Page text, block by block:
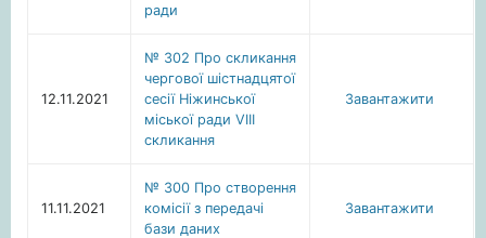
ради
12.11.2021
№ 302 Про скликання
чергової шістнадцятої
сесії Ніжинської
міської ради VIIІ
скликання
Завантажити
11.11.2021
№ 300 Про створення
комісії з передачі
бази даних
Завантажити